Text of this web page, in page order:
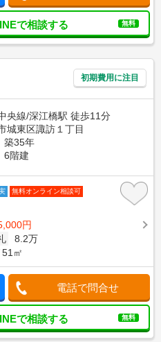
で相談する 無料
初期費用に注目
央線/深江橋駅 徒歩11分
城東区諏訪１丁目
築35年
6階建
無料オンライン相談可
円
8.2万
51㎡
電話で問合せ
で相談する 無料